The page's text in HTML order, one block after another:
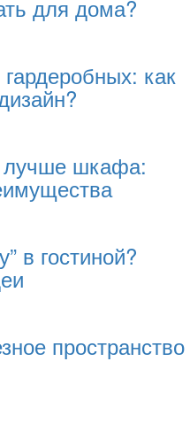
для дома?
как
лучше шкафа:
в гостиной?
пространство